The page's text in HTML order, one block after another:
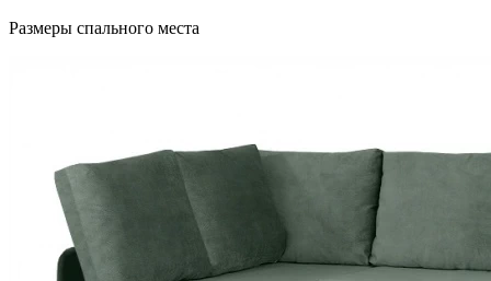
Размеры спального места